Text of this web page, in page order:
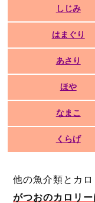
しじみ
はまぐり
あさり
ほや
なまこ
くらげ
他の魚介類とカ
がつおのカロリ